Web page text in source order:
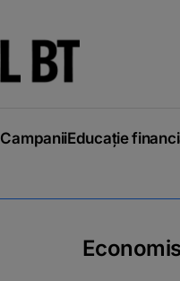
CampaniiEducație